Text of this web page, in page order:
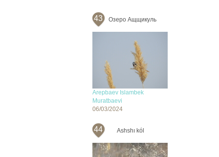
43 Озеро Ащщикуль
Arepbaev Islambek
Muratbaevi
06/03/2024
44 Ashshı kól